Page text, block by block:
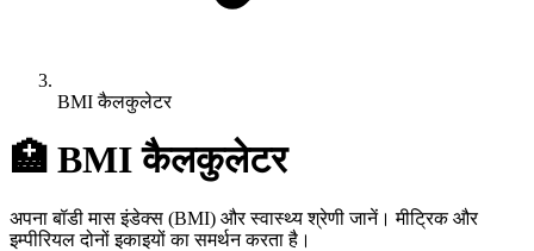
BMI कैलकुलेटर
🏥 BMI कैलकुलेटर
अपना बॉडी मास इंडेक्स (BMI) और स्वास्थ्य श्रेणी जानें। मीट्रिक और
इम्पीरियल दोनों इकाइयों का समर्थन करता है।